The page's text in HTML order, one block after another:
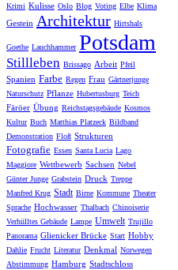
Krimi Kulisse Oslo Blog Voting Elbe Klima
Gestein Architektur Hirtshals
Goethe Lauchhammer Potsdam
Stillleben Brissago Arbeit Pfeil
Spanien Farbe Regen Frau Gärtnerjunge
Naturschutz Pflanze Hubertusburg Teich
Färöer Übung Reichstagsgebäude Kosmos
Kultur Buch Matthias Platzeck Bildband
Demonstration Floß Strukturen
Fotografie Essen Santa Lucia Lago
Maggiore Wettbewerb Sachsen Nebel
Günter Junge Grabstein Druck Treppe
Manfred Krug Stadt Birne Kommune Theater
Sprache Hochwasser Thalbach Chinoiserie
Verhülltes Gebäude Lampe Umwelt Trujillo
Panorama Glienicker Brücke Start Hobby
Dahlie Frucht Literatur Denkmal Norwegen
Abstimmung Hamburg Stadtschloss